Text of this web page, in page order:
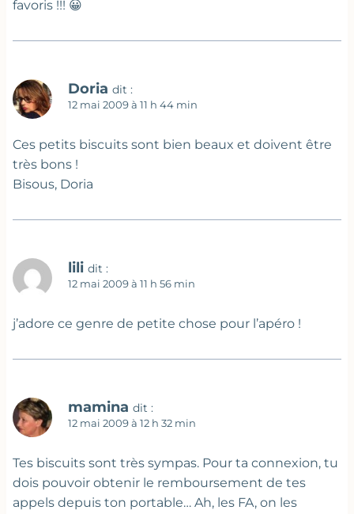
favoris !!! 😀
Doria dit :
12 mai 2009 à 11 h 44 min
Ces petits biscuits sont bien beaux et doivent être
très bons !
Bisous, Doria
lili dit :
12 mai 2009 à 11 h 56 min
j’adore ce genre de petite chose pour l’apéro !
mamina dit :
12 mai 2009 à 12 h 32 min
Tes biscuits sont très sympas. Pour ta connexion, tu
dois pouvoir obtenir le remboursement de tes
appels depuis ton portable… Ah, les FA, on les